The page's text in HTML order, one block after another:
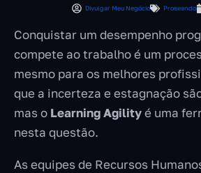
Divulgar Meu Negócio Proseando
Conquistar um desempenho
compete ao trabalho é um
mesmo para os melhores
que a incerteza e estagnação
mas o Learning Agilityé uma
nesta questão.
As equipes de Recursos